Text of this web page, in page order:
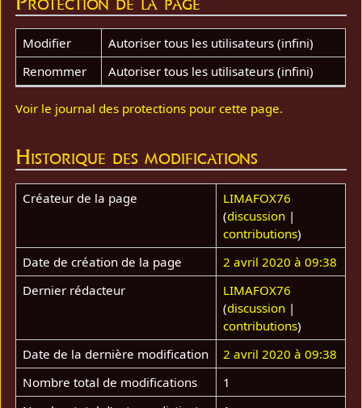
Modifier
Autoriser tous les utilisateurs (infini)
Renommer
Autoriser tous les utilisateurs (infini)
Voir le journal des protections pour cette page.
Historique des modifications
Créateur de la page
LIMAFOX76
(discussion|
contributions)
Date de création de la page
2 avril 2020 à 09:38
Dernier rédacteur
LIMAFOX76
(discussion|
contributions)
Date de la dernière modification
2 avril 2020 à 09:38
Nombre total de modifications
1